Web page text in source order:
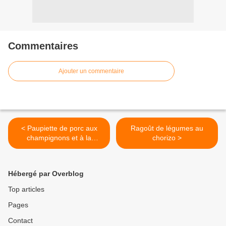
Commentaires
Ajouter un commentaire
< Paupiette de porc aux
champignons et à la
macédoine de légumes
Ragoût de légumes au
chorizo >
Hébergé par Overblog
Top articles
Pages
Contact